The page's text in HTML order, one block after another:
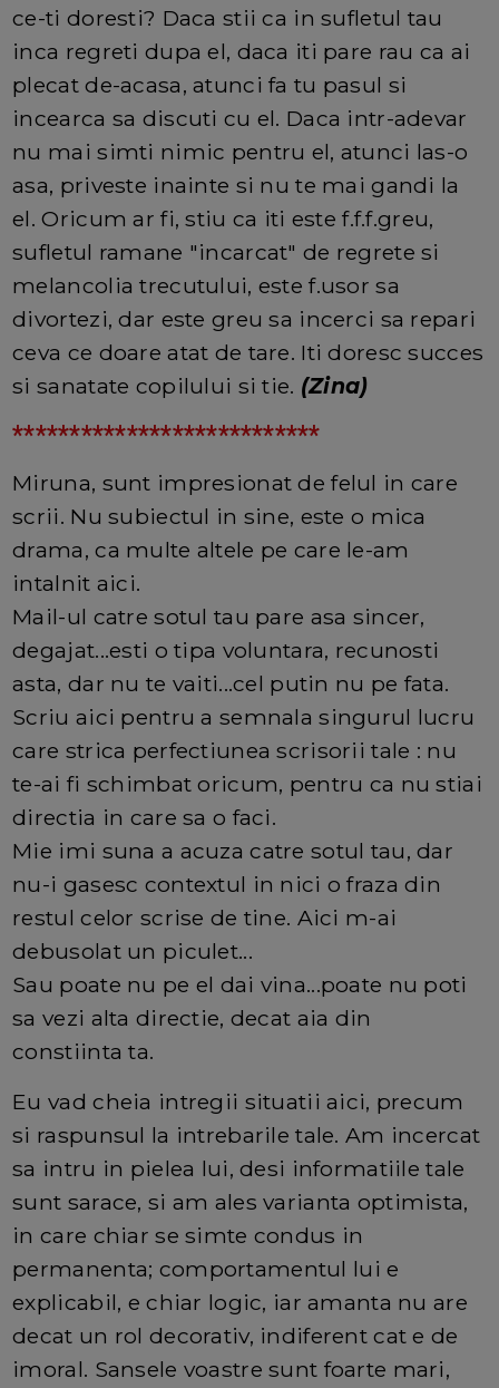
ce-ti doresti? Daca stii ca in sufletul tau
inca regreti dupa el, daca iti pare rau ca ai
plecat de-acasa, atunci fa tu pasul si
incearca sa discuti cu el. Daca intr-adevar
nu mai simti nimic pentru el, atunci las-o
asa, priveste inainte si nu te mai gandi la
el. Oricum ar fi, stiu ca iti este f.f.f.greu,
sufletul ramane "incarcat" de regrete si
melancolia trecutului, este f.usor sa
divortezi, dar este greu sa incerci sa repari
ceva ce doare atat de tare. Iti doresc succes
si sanatate copilului si tie. (Zina)
***************************
Miruna, sunt impresionat de felul in care
scrii. Nu subiectul in sine, este o mica
drama, ca multe altele pe care le-am
intalnit aici.
Mail-ul catre sotul tau pare asa sincer,
degajat...esti o tipa voluntara, recunosti
asta, dar nu te vaiti...cel putin nu pe fata.
Scriu aici pentru a semnala singurul lucru
care strica perfectiunea scrisorii tale : nu
te-ai fi schimbat oricum, pentru ca nu stiai
directia in care sa o faci.
Mie imi suna a acuza catre sotul tau, dar
nu-i gasesc contextul in nici o fraza din
restul celor scrise de tine. Aici m-ai
debusolat un piculet...
Sau poate nu pe el dai vina...poate nu poti
sa vezi alta directie, decat aia din
constiinta ta.
Eu vad cheia intregii situatii aici, precum
si raspunsul la intrebarile tale. Am incercat
sa intru in pielea lui, desi informatiile tale
sunt sarace, si am ales varianta optimista,
in care chiar se simte condus in
permanenta; comportamentul lui e
explicabil, e chiar logic, iar amanta nu are
decat un rol decorativ, indiferent cat e de
imoral. Sansele voastre sunt foarte mari,